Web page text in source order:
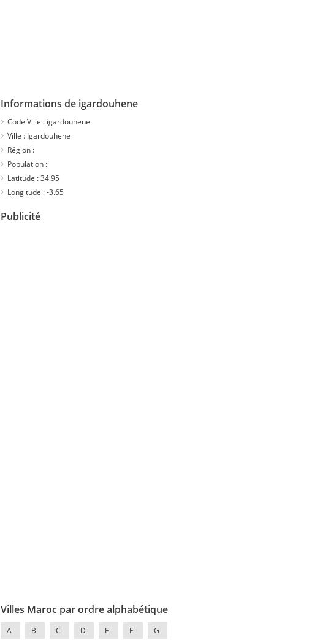
Informations de igardouhene
Code Ville : igardouhene
Ville : Igardouhene
Région :
Population :
Latitude :34.95
Longitude :-3.65
Publicité
Villes Maroc par ordre alphabétique
A B C D E F G